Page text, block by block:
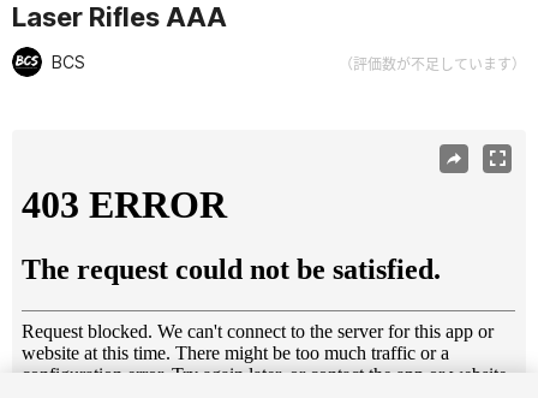
Laser Rifles AAA
BCS （評価数が不足しています）